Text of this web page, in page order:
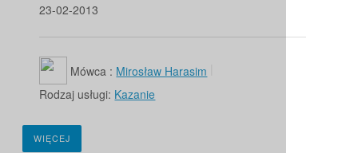
23-02-2013
Mówca : Mirosław Harasim
Rodzaj usługi: Kazanie
WIĘCEJ